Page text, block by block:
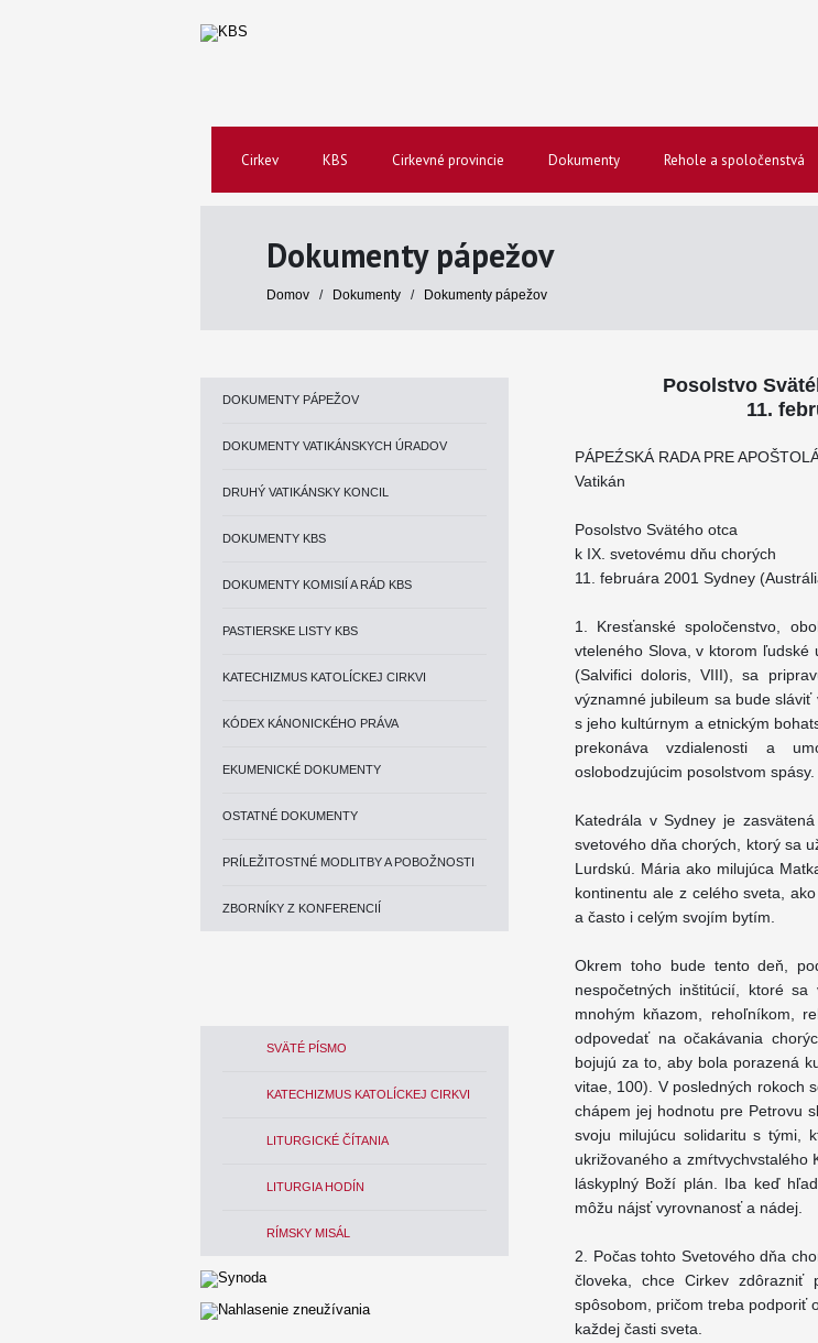
Cirkev KBS Cirkevné provincie Dokumenty Rehole a spoločenstvá
Dokumenty pápežov
Domov / Dokumenty / Dokumenty pápežov
DOKUMENTY PÁPEŽOV
DOKUMENTY VATIKÁNSKYCH ÚRADOV
DRUHÝ VATIKÁNSKY KONCIL
DOKUMENTY KBS
DOKUMENTY KOMISIÍ A RÁD KBS
PASTIERSKE LISTY KBS
KATECHIZMUS KATOLÍCKEJ CIRKVI
KÓDEX KÁNONICKÉHO PRÁVA
EKUMENICKÉ DOKUMENTY
OSTATNÉ DOKUMENTY
PRÍLEŽITOSTNÉ MODLITBY A POBOŽNOSTI
ZBORNÍKY Z KONFERENCIÍ
SVÄTÉ PÍSMO
KATECHIZMUS KATOLÍCKEJ CIRKVI
LITURGICKÉ ČÍTANIA
LITURGIA HODÍN
RÍMSKY MISÁL
Posolstvo
11.
PÁPEŹSKÁ RADA PRE
Vatikán
Posolstvo Svätého otca
k IX. svetovému dňu chorých
11. februára 2001 Sydney
1. Kresťanské spoločenstvo,
vteleného Slova, v ktorom ľudské
(Salvifici doloris, VIII), sa
významné jubileum sa bude sláviť
s jeho kultúrnym a etnickým
prekonáva vzdialenosti a
oslobodzujúcim posolstvom spásy.
Katedrála v Sydney je
svetového dňa chorých, ktorý sa
Lurdskú. Mária ako milujúca
kontinentu ale z celého sveta,
a často i celým svojím bytím.
Okrem toho bude tento deň,
nespočetných inštitúcií, ktoré
mnohým kňazom, rehoľníkom,
odpovedať na očakávania
bojujú za to, aby bola porazená
vitae, 100). V posledných rokoch
chápem jej hodnotu pre Petrovu
svoju milujúcu solidaritu s tými,
ukrižovaného a zmŕtvychvstalého
láskyplný Boží plán. Iba keď
môžu nájsť vyrovnanosť a nádej.
2. Počas tohto Svetového dňa
človeka, chce Cirkev zdôrazniť
spôsobom, pričom treba podporiť
každej časti sveta.